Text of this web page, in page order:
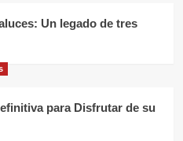
Un legado de tres
para Disfrutar de su